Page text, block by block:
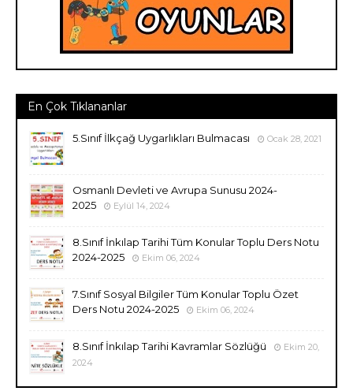
En Çok Tıklananlar
5.Sınıf İlkçağ Uygarlıkları Bulmacası Ocak 28, 2021
Osmanlı Devleti ve Avrupa Sunusu 2024-
2025
Eylül 14, 2024
8.Sınıf İnkılap Tarihi Tüm Konular Toplu Ders Notu
2024-2025
Ekim 06, 2024
7.Sınıf Sosyal Bilgiler Tüm Konular Toplu Özet
Ders Notu 2024-2025
Ekim 06, 2024
8.Sınıf İnkılap Tarihi Kavramlar Sözlüğü
Ekim 20,
2024